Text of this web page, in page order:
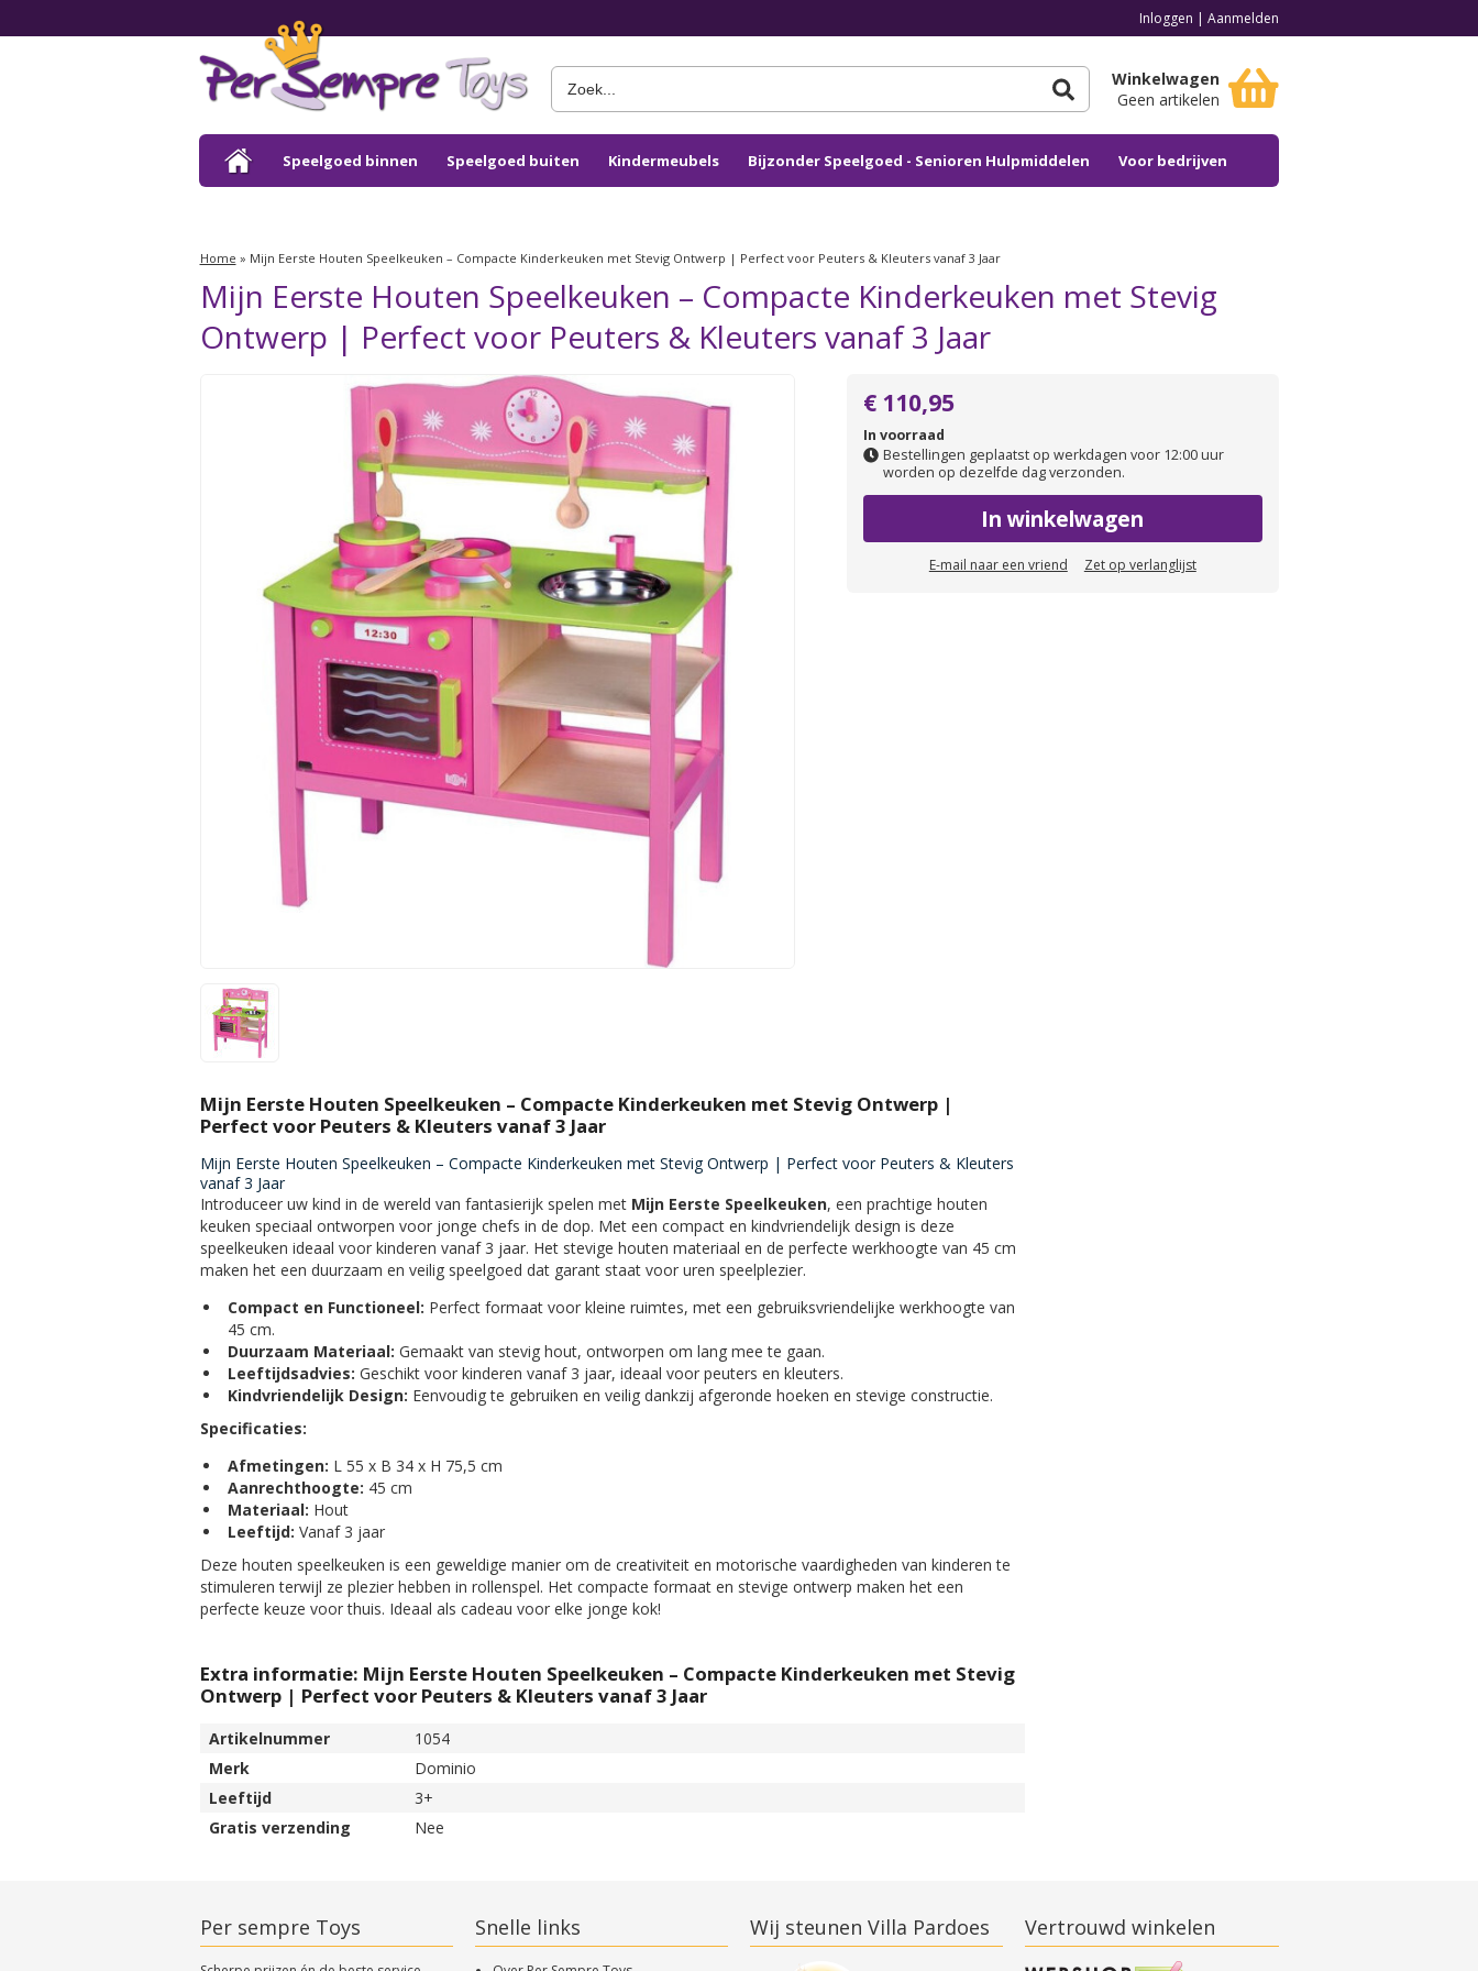
Inloggen | Aanmelden
Winkelwagen
Geen artikelen
Speelgoed binnen Speelgoed buiten Kindermeubels Bijzonder Speelgoed - Senioren Hulpmiddelen Voor bedrijven
Home » Mijn Eerste Houten Speelkeuken – Compacte Kinderkeuken met Stevig Ontwerp | Perfect voor Peuters & Kleuters vanaf 3 Jaar
Mijn Eerste Houten Speelkeuken – Compacte Kinderkeuken met Stevig
Ontwerp | Perfect voor Peuters & Kleuters vanaf 3 Jaar
€ 110,95
In voorraad
Bestellingen geplaatst op werkdagen voor 12:00 uur
worden op dezelfde dag verzonden.
In winkelwagen
E-mail naar een vriend Zet op verlanglijst
Mijn Eerste Houten Speelkeuken – Compacte Kinderkeuken met Stevig Ontwerp |
Perfect voor Peuters & Kleuters vanaf 3 Jaar
Mijn Eerste Houten Speelkeuken – Compacte Kinderkeuken met Stevig Ontwerp | Perfect voor Peuters & Kleuters
vanaf 3 Jaar
Introduceer uw kind in de wereld van fantasierijk spelen met Mijn Eerste Speelkeuken, een prachtige houten
keuken speciaal ontworpen voor jonge chefs in de dop. Met een compact en kindvriendelijk design is deze
speelkeuken ideaal voor kinderen vanaf 3 jaar. Het stevige houten materiaal en de perfecte werkhoogte van 45 cm
maken het een duurzaam en veilig speelgoed dat garant staat voor uren speelplezier.
Compact en Functioneel: Perfect formaat voor kleine ruimtes, met een gebruiksvriendelijke werkhoogte van
45 cm.
Duurzaam Materiaal: Gemaakt van stevig hout, ontworpen om lang mee te gaan.
Leeftijdsadvies: Geschikt voor kinderen vanaf 3 jaar, ideaal voor peuters en kleuters.
Kindvriendelijk Design: Eenvoudig te gebruiken en veilig dankzij afgeronde hoeken en stevige constructie.
Specificaties:
Afmetingen: L 55 x B 34 x H 75,5 cm
Aanrechthoogte: 45 cm
Materiaal: Hout
Leeftijd: Vanaf 3 jaar
Deze houten speelkeuken is een geweldige manier om de creativiteit en motorische vaardigheden van kinderen te
stimuleren terwijl ze plezier hebben in rollenspel. Het compacte formaat en stevige ontwerp maken het een
perfecte keuze voor thuis. Ideaal als cadeau voor elke jonge kok!
Extra informatie: Mijn Eerste Houten Speelkeuken – Compacte Kinderkeuken met Stevig
Ontwerp | Perfect voor Peuters & Kleuters vanaf 3 Jaar
Artikelnummer
1054
Merk
Dominio
Leeftijd
3+
Gratis verzending
Nee
Per sempre Toys Snelle links Wij steunen Villa Pardoes Vertrouwd winkelen